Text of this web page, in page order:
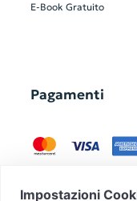
E-Book Gratuito
Pagamenti